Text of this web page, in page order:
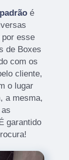
é
por esse
de Boxes
com os
cliente,
o lugar
a mesma,
garantido